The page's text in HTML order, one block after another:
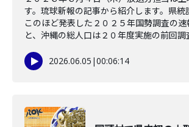
す。琉球新報の記事から紹介します。県統
このほど発表した２０２５年国勢調査の
と、沖縄の総人口は２０年度実施の前回調
2026.06.05 |00:06:14